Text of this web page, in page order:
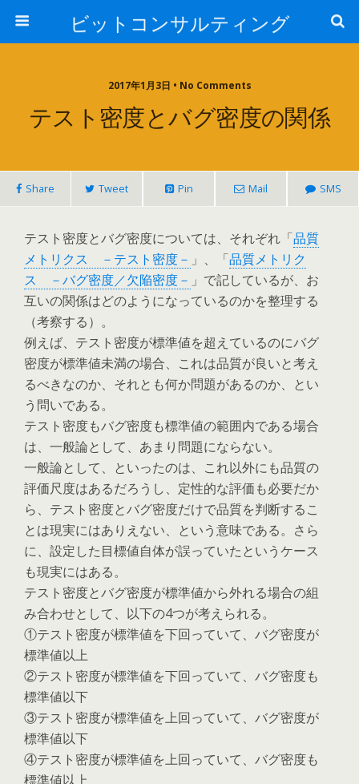
ビットコンサルティング
2017年1月3日 • No Comments
テスト密度とバグ密度の関係
Share Tweet Pin Mail SMS
テスト密度とバグ密度については、それぞれ「品質
メトリクス －テスト密度－ 」、「品質メトリク
ス －バグ密度／欠陥密度－ 」で記しているが、お
互いの関係はどのようになっているのかを整理する
（考察する）。
例えば、テスト密度が標準値を超えているのにバグ
密度が標準値未満の場合、これは品質が良いと考え
るべきなのか、それとも何か問題があるのか、とい
う問いである。
テスト密度もバグ密度も標準値の範囲内である場合
は、一般論として、あまり問題にならない。
一般論として、といったのは、これ以外にも品質の
評価尺度はあるだろうし、定性的な評価も必要だか
ら、テスト密度とバグ密度だけで品質を判断するこ
とは現実にはありえない、という意味である。さら
に、設定した目標値自体が誤っていたというケース
も現実にはある。
テスト密度とバグ密度が標準値から外れる場合の組
み合わせとして、以下の4つが考えられる。
①テスト密度が標準値を下回っていて、バグ密度が
標準値以上
②テスト密度が標準値を下回っていて、バグ密度も
標準値以下
③テスト密度が標準値を上回っていて、バグ密度が
標準値以下
④テスト密度が標準値を上回っていて、バグ密度も
標準値以上